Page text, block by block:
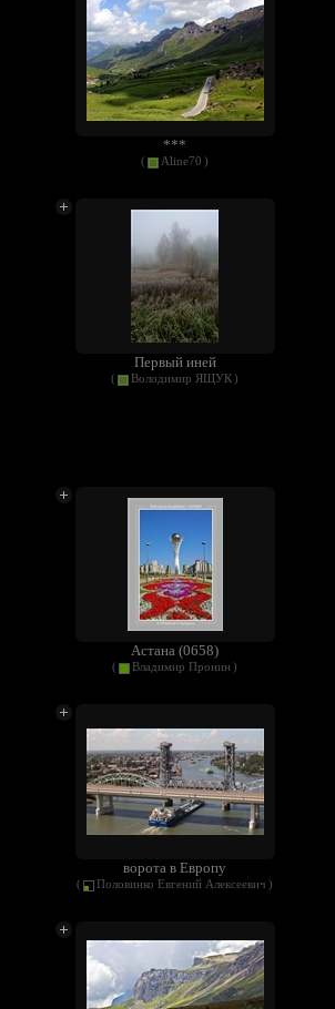
***
( Aline70 )
Первый иней
( Володимир ЯЩУК)
Астана (0658)
( Владимир Пронин )
ворота в Европу
( Половинко Евгений Алексеевич )